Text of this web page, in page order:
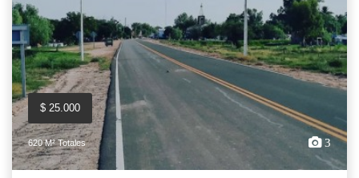
$ 25.000
620 M² Totales 3